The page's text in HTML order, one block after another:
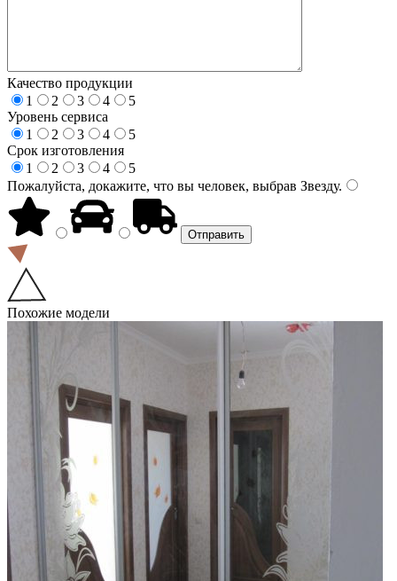
Качество продукции
1
2 3 4
5
Уровень сервиса
1
2 3 4
5
Срок изготовления
1
2 3 4
5
Пожалуйста, докажите, что вы человек, выбрав Звезду.
Похожие модели